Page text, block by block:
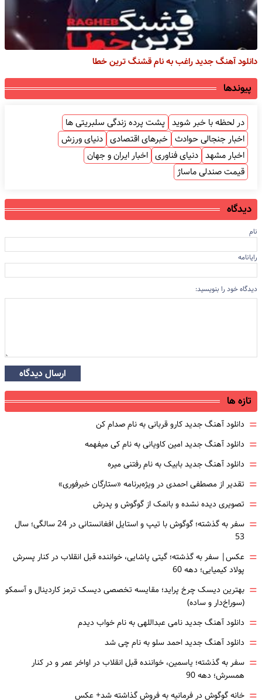
دانلود آهنگ جدید راغب به نام قشنگ ترین خطا
پیوندها
در لحظه با خبر شوید پشت پرده زندگی سلبریتی ها
اخبار جنجالی حوادث خبرهای اقتصادی دنیای ورزش
اخبار مشهد دنیای فناوری اخبار ایران و جهان
قیمت صندلی ماساژ
دیدگاه
نام
رایانامه
دیدگاه خود را بنویسید:
ارسال دیدگاه
تازه ها
= دانلود آهنگ جدید کارو قربانی به نام صدام کن
= دانلود آهنگ جدید امین کاویانی به نام کی میفهمه
= دانلود آهنگ جدید بابیک به نام رفتنی میره
= تقدیر از مصطفی احمدی در ویژه‌برنامه «ستارگان خبرفوری»
= تصویری دیده نشده و بانمک از گوگوش و پدرش
=
سفر به گذشته؛ گوگوش با تیپ و استایل افغانستانی در 24 سالگی؛ سال
53
= عکس| سفر به گذشته؛ گیتی پاشایی، خواننده قبل انقلاب در کنار پسرش
پولاد کیمیایی؛ دهه 60
= بهترین دیسک چرخ پراید؛ مقایسه تخصصی دیسک ترمز کاردینال و آسمکو
(سوراخ‌دار و ساده)
= دانلود آهنگ جدید نامی عبداللهی به نام خواب دیدم
= دانلود آهنگ جدید احمد سلو به نام چی شد
= سفر به گذشته؛ یاسمین، خواننده قبل انقلاب در اواخر عمر و در کنار
همسرش؛ دهه 90
خانه گوگوش در فرمانیه به فروش گذاشته شد+ عکس